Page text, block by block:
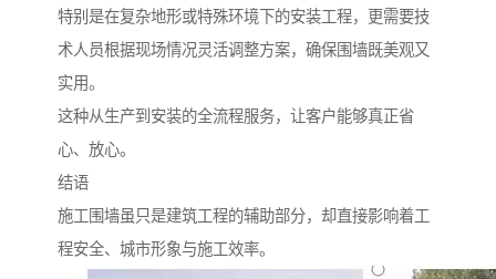
特别是在复杂地形或特殊环境下的安装工程，更需要技
术人员根据现场情况灵活调整方案，确保围墙既美观又
实用。
这种从生产到安装的全流程服务，让客户能够真正省
心、放心。
结语
施工围墙虽只是建筑工程的辅助部分，却直接影响着工
程安全、城市形象与施工效率。